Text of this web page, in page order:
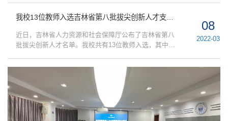
级人才项目...
创业人才资助项目主要是围绕我省“一主六双”高质量发展
战略，对重点支柱产业、优势产业和新兴产业创新创业
人才予以资助的人才资助项目，每年评选一次。截止目
前，我校已获批25项。留学人员科技创新创业项目择优
资助是我...
我校13位教师入选吉林省第八批拔尖创新人才支持计划
近日，吉林省人力资源和社会保障厅公布了吉林省第八
批拔尖创新人才名单。我校共有13位教师入选，其中一
加强专业技术人才队伍建设,培养造就适应经济全球化和
新科技革命要求,适应老工业基地振兴和全面建设小康社
会需要的高级专门人才队伍,促进吉林经济跨越式发展的
重要人才支持计划，每两年评选一次。截至目前，我校
共有120人次入选该人才支持计划。吉林省第八批拔尖创
新人才支...
08
2022-03